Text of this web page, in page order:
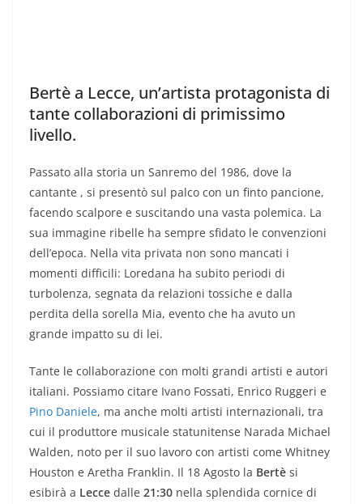
Bertè a Lecce, un’artista protagonista di
tante collaborazioni di primissimo
livello.
Passato alla storia un Sanremo del 1986, dove la
cantante , si presentò sul palco con un finto pancione,
facendo scalpore e suscitando una vasta polemica. La
sua immagine ribelle ha sempre sfidato le convenzioni
dell’epoca. Nella vita privata non sono mancati i
momenti difficili: Loredana ha subito periodi di
turbolenza, segnata da relazioni tossiche e dalla
perdita della sorella Mia, evento che ha avuto un
grande impatto su di lei.
Tante le collaborazione con molti grandi artisti e autori
italiani. Possiamo citare Ivano Fossati, Enrico Ruggeri e
Pino Daniele, ma anche molti artisti internazionali, tra
cui il produttore musicale statunitense Narada Michael
Walden, noto per il suo lavoro con artisti come Whitney
Houston e Aretha Franklin. Il 18 Agosto la Bertè si
esibirà a Lecce dalle 21:30 nella splendida cornice di